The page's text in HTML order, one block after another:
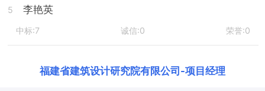
5 李艳英
中标:7 诚信:0 荣誉:0
福建省建筑设计研究院有限公司 -项目经理